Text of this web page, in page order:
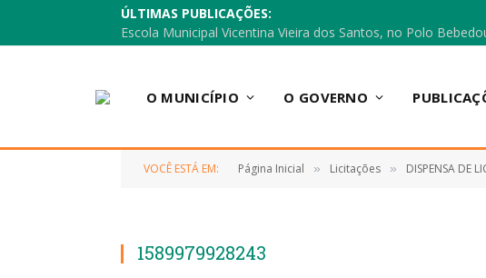
ÚLTIMAS PUBLICAÇÕES:
O MUNICÍPIO O GOVERNO
VOCÊ ESTÁ EM: Página Inicial » Licitações » DISPENSA DE
1589979928243